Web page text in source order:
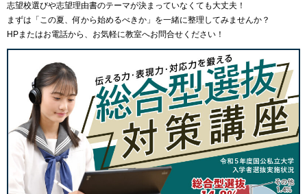
志望校選びや志望理由書のテーマが決まっていなくても大丈夫！
まずは「この夏、何から始めるべきか」を一緒に整理してみませんか？
HPまたはお電話から、お気軽に教室へお問合せください！